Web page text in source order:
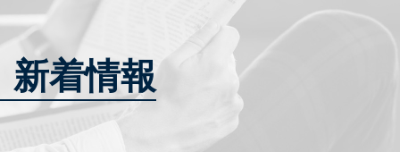
新着情報